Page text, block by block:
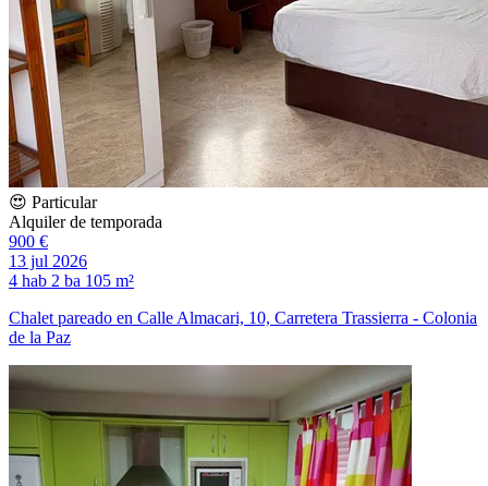
😍 Particular
Alquiler de temporada
900 €
13 jul 2026
4 hab 2 ba 105 m²
Chalet pareado en Calle Almacari, 10, Carretera Trassierra - Colonia
de la Paz